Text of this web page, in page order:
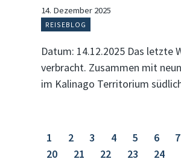
14. Dezember 2025
REISEBLOG
Datum: 14.12.2025 Das letzte
verbracht. Zusammen mit
im Kalinago Territorium
1 2 3 4 5 6 7
20
21 22 23 24